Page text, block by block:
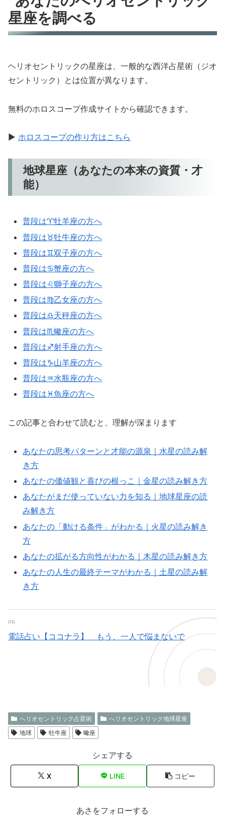
星座を調べる
ヘリオセントリックの星座は、一般的な西洋占星術（ジオ
セントリック）とは位置が異なります。
無料のホロスコープ作成サイトから確認できます。
▶ ホロスコープの作り方はこちら
地球星座（あなたの本来の資質・才
能）
普段は♈牡羊座の方へ
普段は♉牡牛座の方へ
普段は♊双子座の方へ
普段は♋蟹座の方へ
普段は♌獅子座の方へ
普段は♍乙女座の方へ
普段は♎天秤座の方へ
普段は♏蠍座の方へ
普段は♐射手座の方へ
普段は♑山羊座の方へ
普段は♒水瓶座の方へ
普段は♓魚座の方へ
この記事と合わせて読むと、理解が深まります
あなたの思考パターンと才能の源泉｜水星の読み解
き方
あなたの価値観と喜びの根っこ｜金星の読み解き方
あなたがまだ使っていない力を知る｜地球星座の読
み解き方
あなたの「動ける条件」がわかる｜火星の読み解き
方
あなたの拡がる方向性がわかる｜木星の読み解き方
あなたの人生の最終テーマがわかる｜土星の読み解
き方
PR
電話占い【ココナラ】 もう、一人で悩まないで
へリオセントリック占星術
へリオセントリック地球星座
地球
牡牛座 蠍座
シェアする
X LINE コピー
あさをフォローする